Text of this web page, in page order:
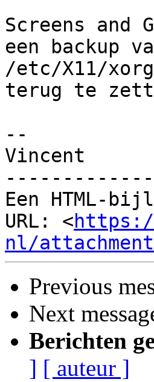
Screens and
een backup
/etc/X11/
terug te
--
Vincent
-------------
Een HTML-
URL: <
nl/
Previous
Next
Berichten
] [ auteur ]